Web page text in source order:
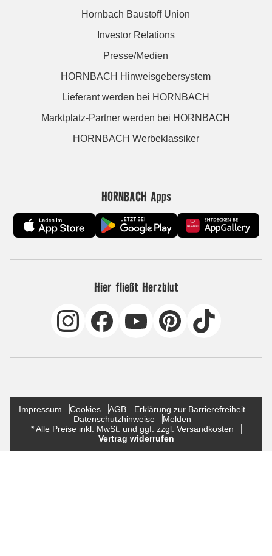
Hornbach Baustoff Union
Investor Relations
Presse/Medien
HORNBACH Hinweisgebersystem
Lieferant werden bei HORNBACH
Marktplatz-Partner werden bei HORNBACH
HORNBACH Werbeklassiker
HORNBACH Apps
Hier fließt Herzblut
Impressum Cookies AGB
Erklärung zur Barrierefreiheit
Datenschutzhinweise
Melden
* Alle Preise inkl. MwSt. und ggf. zzgl. Versandkosten
Vertrag widerrufen